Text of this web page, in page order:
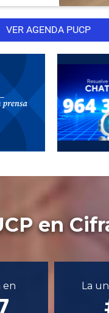
VER AGENDA PUCP
en
en La